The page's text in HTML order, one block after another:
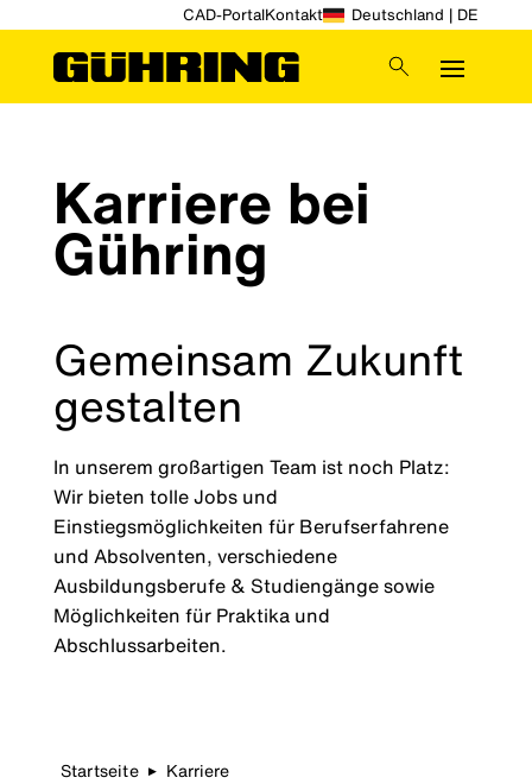
CAD-PortalKontakt Deutschland | DE
Karriere bei
Gühring
Gemeinsam Zukunft
gestalten
In unserem großartigen Team ist noch Platz:
Wir bieten tolle Jobs und
Einstiegsmöglichkeiten für Berufserfahrene
und Absolventen, verschiedene
Ausbildungsberufe & Studiengänge sowie
Möglichkeiten für Praktika und
Abschlussarbeiten.
Startseite ▶ Karriere